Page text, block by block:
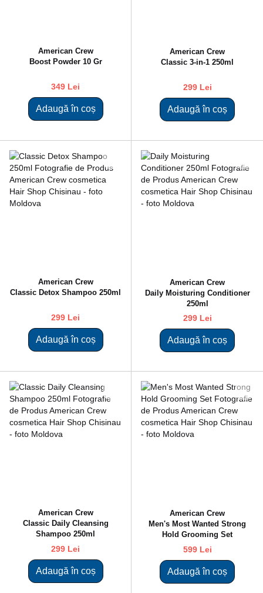
American Crew
Boost Powder 10 Gr
349 Lei
Adaugă în coș
American Crew
Classic 3-in-1 250ml
299 Lei
Adaugă în coș
American Crew
Classic Detox Shampoo 250ml
299 Lei
Adaugă în coș
American Crew
Daily Moisturing Conditioner
250ml
299 Lei
Adaugă în coș
American Crew
Classic Daily Cleansing
Shampoo 250ml
299 Lei
Adaugă în coș
American Crew
Men's Most Wanted Strong
Hold Grooming Set
599 Lei
Adaugă în coș